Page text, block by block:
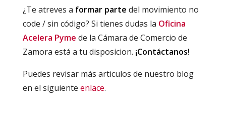
¿Te atreves a formar parte del movimiento no
code / sin código? Si tienes dudas la Oficina
Acelera Pyme de la Cámara de Comercio de
Zamora está a tu disposicion. ¡Contáctanos!
Puedes revisar más articulos de nuestro blog
en el siguiente enlace.